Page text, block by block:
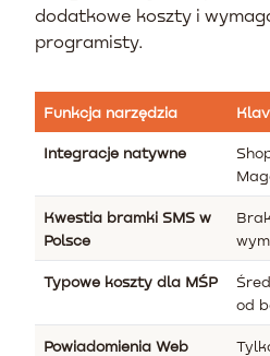
dodatkowe koszty i
programisty.
Funkcja narzędzia
Integracje natywne
Kwestia bramki SMS w
Polsce
Typowe koszty dla MŚP
od
Powiadomienia Web